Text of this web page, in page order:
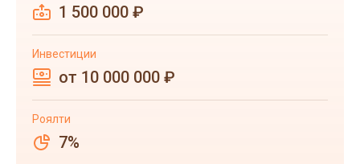
1 500 000 ₽
Инвестиции
от 10 000 000 ₽
Роялти
7%